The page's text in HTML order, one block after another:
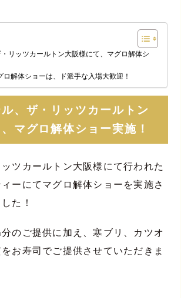
リッツカールトン大阪様にて、マグロ解体シ
ロ解体ショーは、ド派手な入場大歓迎！
、ザ・リッツカールトン
マグロ解体ショー実施！
ツカールトン大阪様にて行われた
ーにてマグロ解体ショーを実施さ
た！
のご提供に加え、寒ブリ、カツオ
お寿司でご提供させていただきま